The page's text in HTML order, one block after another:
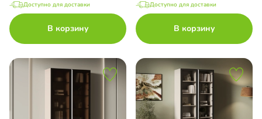
Доступно для доставки
В корзину
Доступно для доставки
В корзину